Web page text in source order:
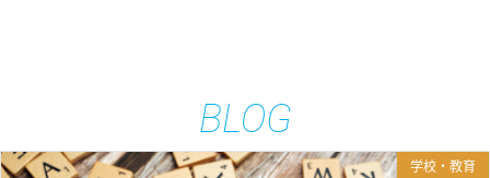
BLOG
学校・教育